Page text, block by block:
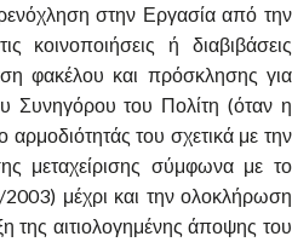
στην Εργασία από την
κοινοποιήσεις ή διαβιβάσεις
φακέλου και πρόσκλησης για
του Πολίτη (όταν η
αρμοδιότητάς του σχετικά με την
μεταχείρισης σύμφωνα με το
μέχρι και την ολοκλήρωση
της αιτιολογημένης άποψης του